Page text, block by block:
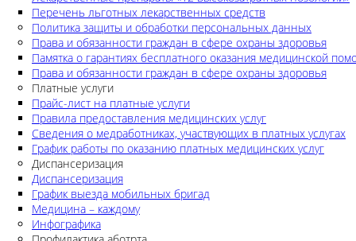
Перечень льготных лекарственных средств
Политика защиты и обработки персональных данных
Права и обязанности граждан в сфере охраны здоровья
Памятка о гарантиях бесплатного оказания медицинской
Права и обязанности граждан в сфере охраны здоровья
Платные услуги
Прайс-лист на платные услуги
Правила предоставления медицинских услуг
Сведения о медработниках, участвующих в платных услугах
График работы по оказанию платных медицинских услуг
Диспансеризация
Диспансеризация
График выезда мобильных бригад
Медицина – каждому
Инфографика